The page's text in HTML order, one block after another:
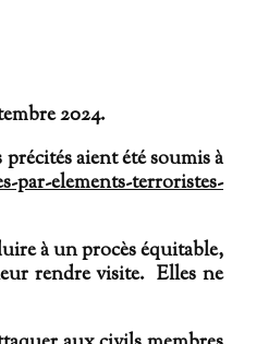
2024.
aient été soumis à
par-elements-terroristes-
à un procès équitable,
rendre visite. Elles ne